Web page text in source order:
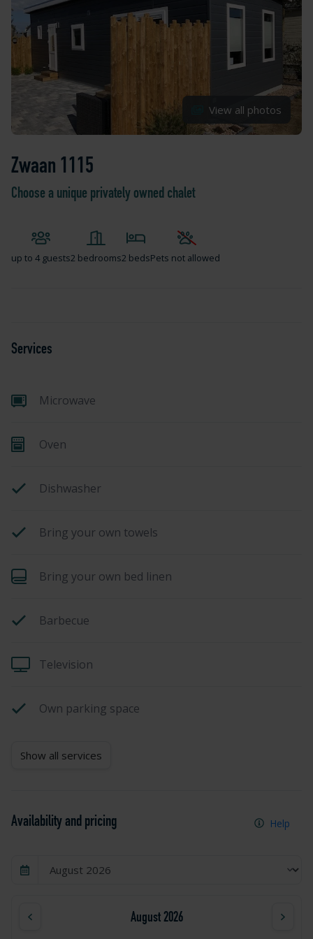
View all photos
Zwaan 1115
Choose a unique privately owned chalet
up to 4 guests2 bedrooms2 bedsPets not allowed
Services
Microwave
Oven
Dishwasher
Bring your own towels
Bring your own bed linen
Barbecue
Television
Own parking space
Show all services
Availability and pricing Help
August 2026